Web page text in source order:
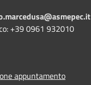
+39 0961 932010
appuntamento